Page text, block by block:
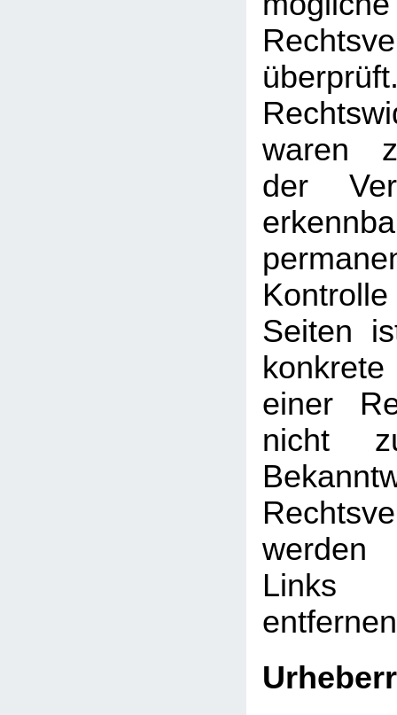
waren
der
Seiten
einer
nicht
werden
Links